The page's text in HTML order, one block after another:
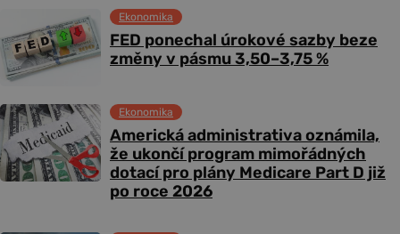
FED ponechal úrokové sazby beze
změny v pásmu 3,50–3,75 %
Ekonomika
Americká administrativa oznámila,
že ukončí program mimořádných
dotací pro plány Medicare Part D již
po roce 2026
Ekonomika